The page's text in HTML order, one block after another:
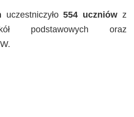
uczestniczyło554 uczniów z
podstawowych oraz